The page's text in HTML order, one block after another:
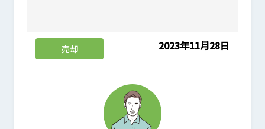
売却 2023年11月28日